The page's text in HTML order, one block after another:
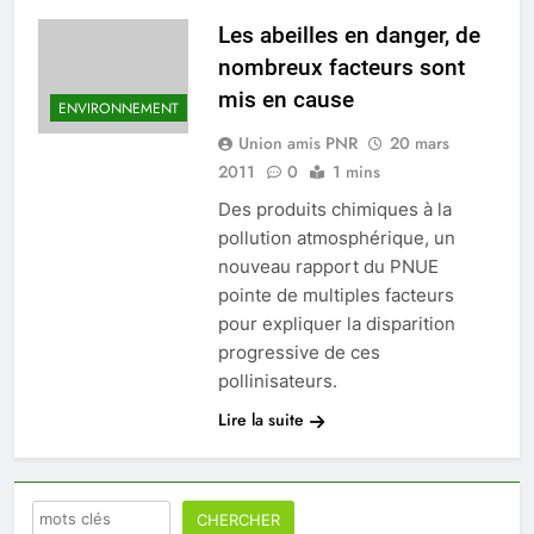
Chevreuse
ENVIRONNEMENT
Les abeilles en danger, de
nombreux facteurs sont
mis en cause
Union amis PNR
20 mars
2011
0 1 mins
Des produits chimiques à la
pollution atmosphérique, un
nouveau rapport du PNUE
pointe de multiples facteurs
pour expliquer la disparition
progressive de ces
pollinisateurs.
Lire la suite
Rechercher CHERCHER